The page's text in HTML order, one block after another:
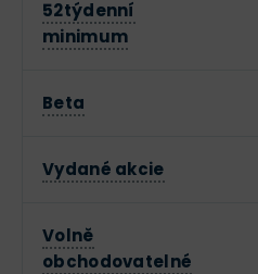
52týdenní
minimum
Beta
Vydané akcie
Volně
obchodovatelné